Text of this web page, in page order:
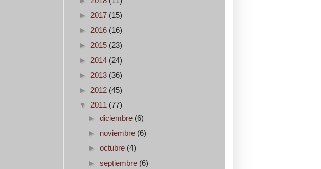
► 2017 (15)
► 2016 (16)
► 2015 (23)
► 2014 (24)
► 2013 (36)
► 2012 (45)
▼ 2011 (77)
► diciembre (6)
► noviembre (6)
► octubre (4)
► septiembre (6)